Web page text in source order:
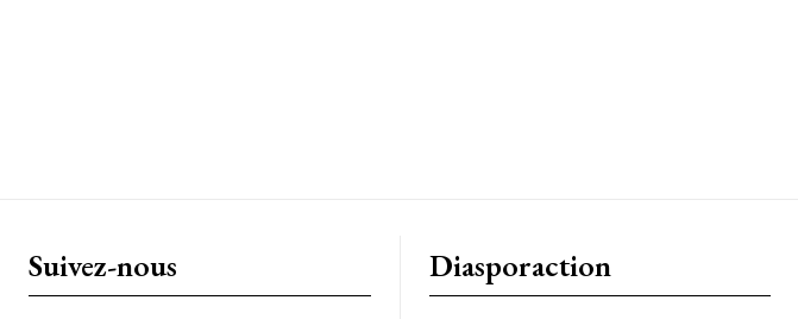
Suivez-nous Diasporaction